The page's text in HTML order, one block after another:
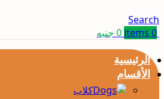
Search
0
items
0 جنيه
الرئيسية
الأقسام
كلاب